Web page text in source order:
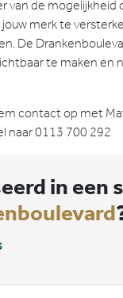
van de mogelijkheid
merk te
De
te maken en
contact op met
naar 0113 700 292
in een